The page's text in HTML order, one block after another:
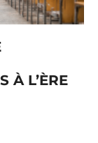
À L’ÈRE